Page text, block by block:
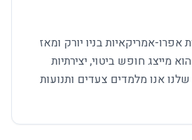
אפרו-אמריקאיות בניו יורק ומאז
מייצג חופש ביטוי, יצירתיות
שלנו אנו מלמדים צעדים ותנועות